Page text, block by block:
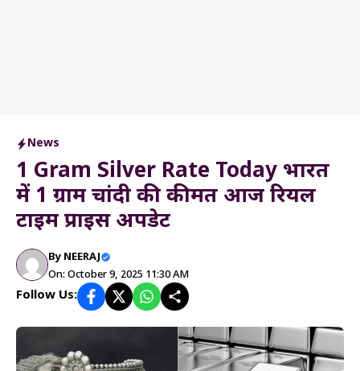
News
1 Gram Silver Rate Today भारत
में 1 ग्राम चांदी की कीमत आज रियल
टाइम प्राइस अपडेट
By NEERAJ
On: October 9, 2025 11:30 AM
Follow Us: